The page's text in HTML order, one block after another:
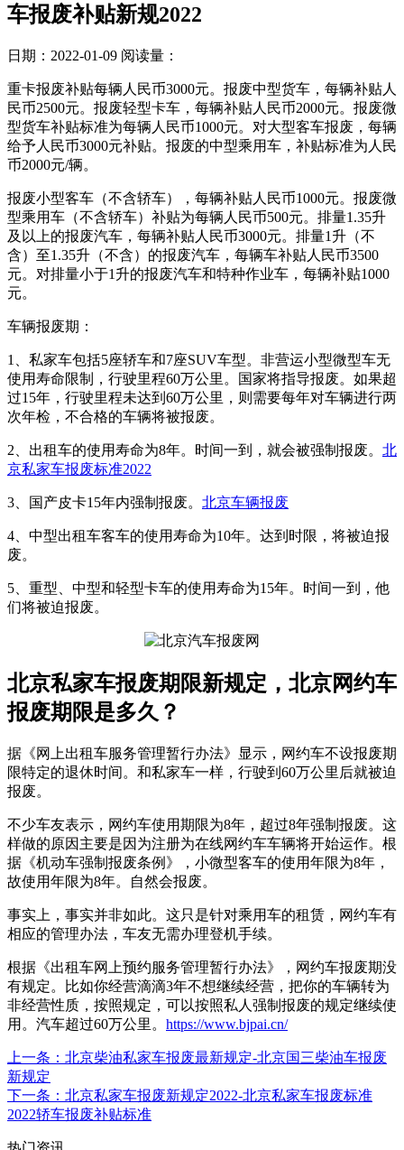
车报废补贴新规2022
日期：2022-01-09 阅读量：
重卡报废补贴每辆人民币3000元。报废中型货车，每辆补贴人
民币2500元。报废轻型卡车，每辆补贴人民币2000元。报废微
型货车补贴标准为每辆人民币1000元。对大型客车报废，每辆
给予人民币3000元补贴。报废的中型乘用车，补贴标准为人民
币2000元/辆。
报废小型客车（不含轿车），每辆补贴人民币1000元。报废微
型乘用车（不含轿车）补贴为每辆人民币500元。排量1.35升
及以上的报废汽车，每辆补贴人民币3000元。排量1升（不
含）至1.35升（不含）的报废汽车，每辆车补贴人民币3500
元。对排量小于1升的报废汽车和特种作业车，每辆补贴1000
元。
车辆报废期：
1、私家车包括5座轿车和7座SUV车型。非营运小型微型车无
使用寿命限制，行驶里程60万公里。国家将指导报废。如果超
过15年，行驶里程未达到60万公里，则需要每年对车辆进行两
次年检，不合格的车辆将被报废。
2、出租车的使用寿命为8年。时间一到，就会被强制报废。 北
京私家车报废标准2022
3、国产皮卡15年内强制报废。 北京车辆报废
4、中型出租车客车的使用寿命为10年。达到时限，将被迫报
废。
5、重型、中型和轻型卡车的使用寿命为15年。时间一到，他
们将被迫报废。
北京私家车报废期限新规定，北京网约车
报废期限是多久？
据《网上出租车服务管理暂行办法》显示，网约车不设报废期
限特定的退休时间。和私家车一样，行驶到60万公里后就被迫
报废。
不少车友表示，网约车使用期限为8年，超过8年强制报废。这
样做的原因主要是因为注册为在线网约车车辆将开始运作。根
据《机动车强制报废条例》，小微型客车的使用年限为8年，
故使用年限为8年。自然会报废。
事实上，事实并非如此。这只是针对乘用车的租赁，网约车有
相应的管理办法，车友无需办理登机手续。
根据《出租车网上预约服务管理暂行办法》，网约车报废期没
有规定。比如你经营滴滴3年不想继续经营，把你的车辆转为
非经营性质，按照规定，可以按照私人强制报废的规定继续使
用。汽车超过60万公里。 https://www.bjpai.cn/
上一条 ：北京柴油私家车报废最新规定-北京国三柴油车报废
新规定
下一条 ：北京私家车报废新规定2022-北京私家车报废标准
2022轿车报废补贴标准